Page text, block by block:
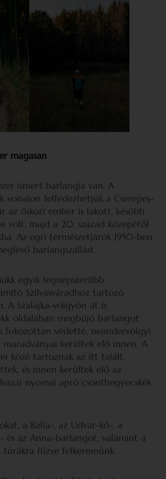
magasan
ismert barlangja van. A
vonalon felfedezhetjük a Cserepes-
az őskori ember is lakott, később
volt, majd a 20. század közepétől
Az egri természetjárók 1950-ben
barlangszállást.
egyik legnépszerűbb
Szilvásváradhoz tartozó
A Szalajka-völgyön át is
oldalában megbújó barlangot
fokozottan védetté, neandervölgyi
kerültek elő innen. A
közé tartoznak az itt talált,
és innen kerültek elő az
nyomai apró csonthegyecskék
a Balla-, az Udvar-kő-, a
és az Anna-barlangot, valamint a
túrákra fűzve felkeresnünk.